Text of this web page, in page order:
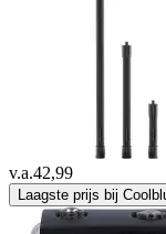
v.a.42,99
Laagste prijs bij